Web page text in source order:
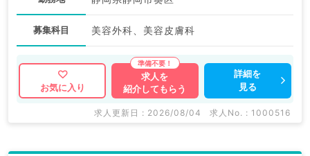
募集科目 美容外科、美容皮膚科
お気に入り
求人を
紹介してもらう
詳細を
見る
求人更新日 : 2026/08/04 求人No. : 1000516